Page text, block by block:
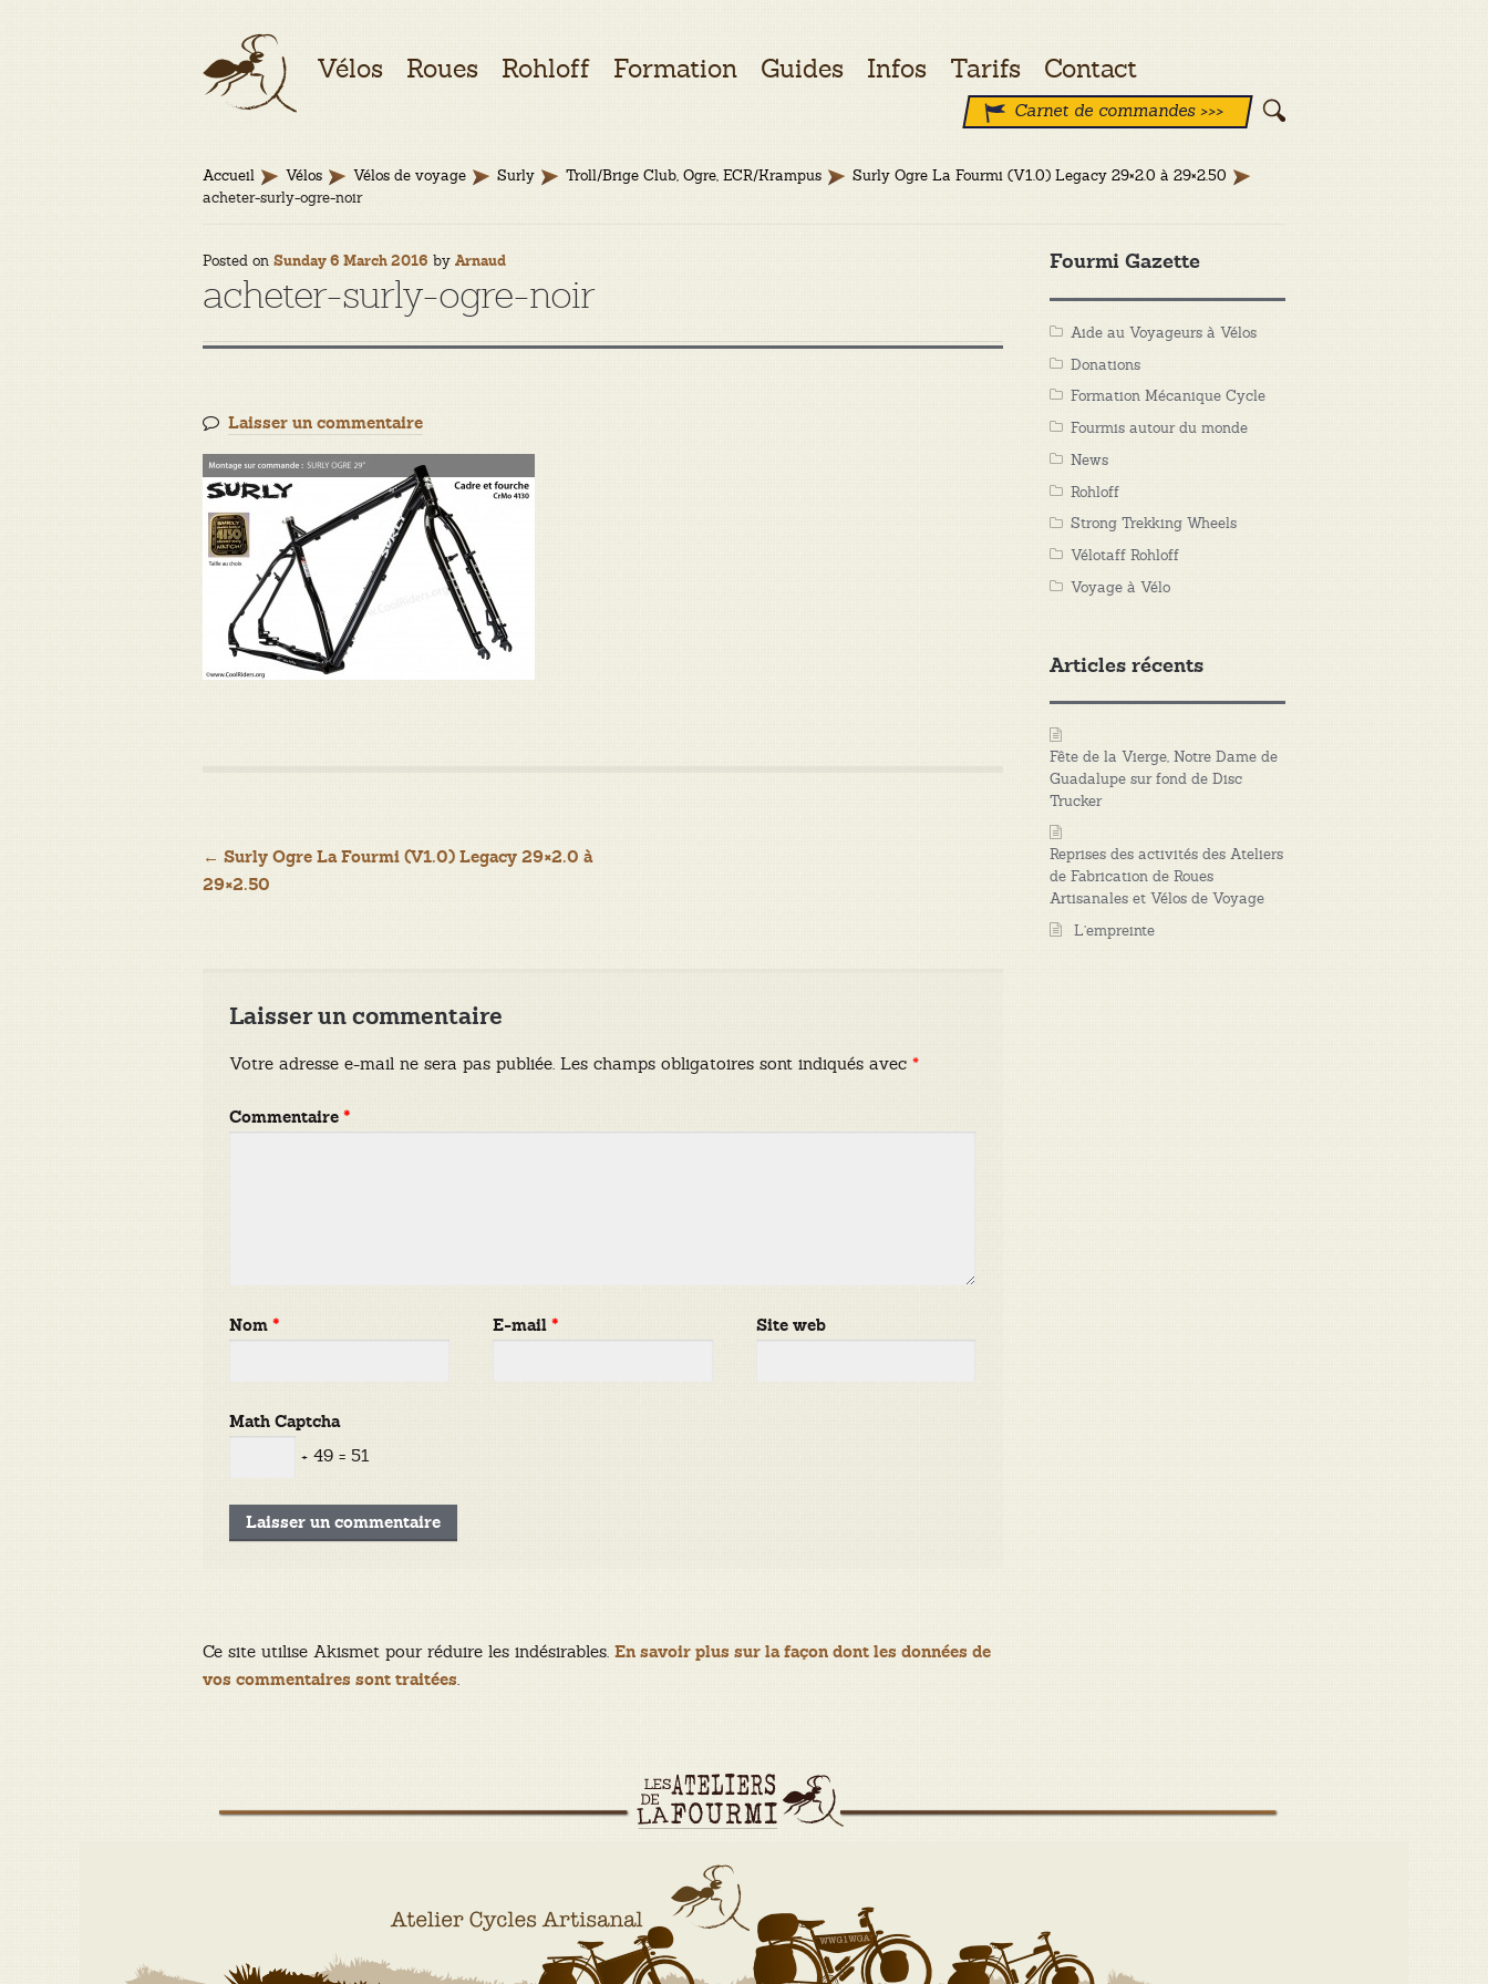
Aller
Aller
au
Vélos Roues Rohloff Formation Guides Infos Tarifs Contact
Carnet de commandes >>>
Accueil Vélos Vélos de voyage Surly Troll/Brige Club, Ogre, ECR/Krampus
Surly Ogre La Fourmi (V1.0) Legacy 29×2.0 à 29×2.50
acheter-surly-ogre-noir
Posted onSunday 6 March 2016 byArnaud
acheter-surly-ogre-noir
Laisser un commentaire
Navigation
← Surly Ogre La Fourmi (V1.0) Legacy 29×2.0 à
29×2.50
Laisser un commentaire
Votre adresse e-mail ne sera pas publiée. Les champs obligatoires sont indiqués avec*
Commentaire*
Nom* E-mail* Site web
Math Captcha
+ 49 = 51
Ce site utilise Akismet pour réduire les indésirables.En savoir plus sur la façon dont les données de
vos commentaires sont traitées.
Fourmi Gazette
Aide au Voyageurs à Vélos
Donations
Formation Mécanique Cycle
Fourmis autour du monde
News
Rohloff
Strong Trekking Wheels
Vélotaff Rohloff
Voyage à Vélo
Articles récents
Fête de la Vierge, Notre Dame de
Guadalupe sur fond de Disc
Trucker
Reprises des activités des Ateliers
de Fabrication de Roues
Artisanales et Vélos de Voyage
L’empreinte